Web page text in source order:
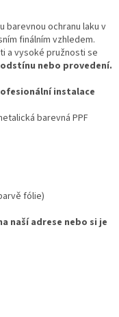
barevnou ochranu laku v
finálním vzhledem.
a vysoké pružnosti se
nebo provedení.
instalace
barevná PPF
fólie)
naší adrese nebo si je